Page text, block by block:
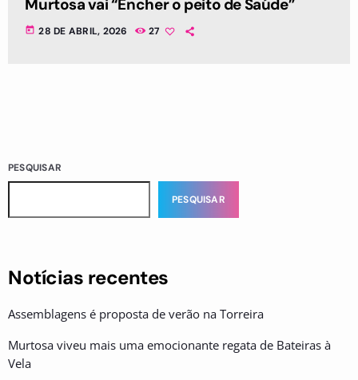
Murtosa vai “Encher o peito de Saúde”
today 28 DE ABRIL, 2026 27
PESQUISAR
PESQUISAR
Notícias recentes
Assemblagens é proposta de verão na Torreira
Murtosa viveu mais uma emocionante regata de Bateiras à
Vela